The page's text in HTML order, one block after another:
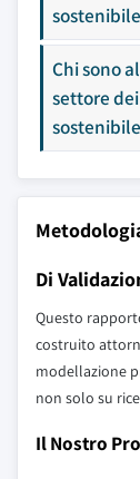
Chi sono
settore
Di
Questo
costruito
modellazione
non solo su
Il Nostro